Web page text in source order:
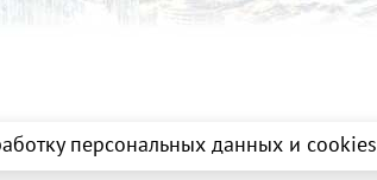
персональных данных и cookies